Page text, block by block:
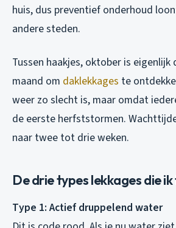
huis, dus preventief onderhoud
andere steden.
Tussen haakjes, oktober is
maand om daklekkages te
weer zo slecht is, maar omdat
de eerste herfststormen.
naar twee tot drie weken.
De drie types lekkages die
Type 1: Actief druppelend water